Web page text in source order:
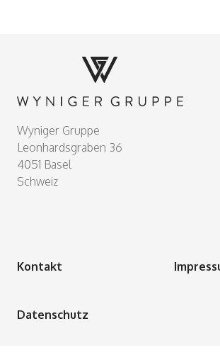
Wyniger Gruppe
Leonhardsgraben 36
4051 Basel
Schweiz
Kontakt
Datenschutz